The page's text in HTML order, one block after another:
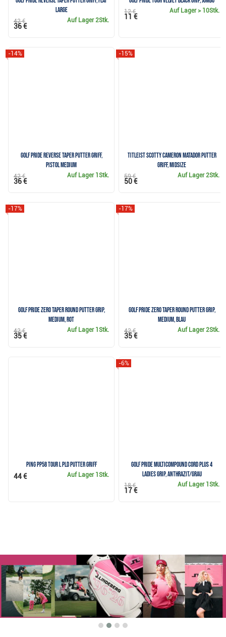
Large
Auf Lager2Stk.
42 €
36 €
Auf Lager> 10Stk.
12 €
11 €
Golf Pride Reverse Taper Putter Griff,
Pistol Medium
-14%
Auf Lager 1Stk.
42 €
36 €
Titleist Scotty Cameron Matador Putter
Griff, Midsize
-15%
Auf Lager 2Stk.
59 €
50 €
Golf Pride Zero Taper Round Putter Grip,
Medium, Rot
-17%
Auf Lager 1Stk.
42 €
35 €
Golf Pride Zero Taper Round Putter Grip,
Medium, Blau
-17%
Auf Lager2Stk.
42 €
35 €
Ping PP58 Tour L PLD Putter Griff
Auf Lager 1Stk.
44 €
Golf Pride MultiCompound Cord Plus 4
Ladies Grip, Anthrazit/Grau
-6%
Auf Lager 1Stk.
18 €
17 €